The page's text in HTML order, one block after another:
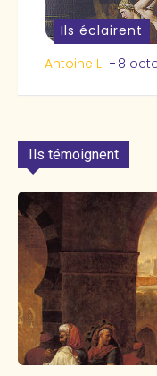
Ils éclairent
Antoine L. - 8
Ils témoignent